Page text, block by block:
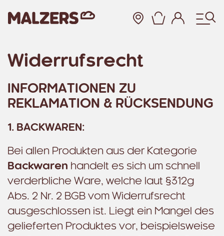
Zum Hauptinhalt
Widerrufsrecht
INFORMATIONEN ZU
REKLAMATION & RÜCKSENDUNG
1. BACKWAREN:
Bei allen Produkten aus der Kategorie
Backwaren handelt es sich um schnell
verderbliche Ware, welche laut §312g
Abs. 2 Nr. 2 BGB vom Widerrufsrecht
ausgeschlossen ist. Liegt ein Mangel des
gelieferten Produktes vor, beispielsweise